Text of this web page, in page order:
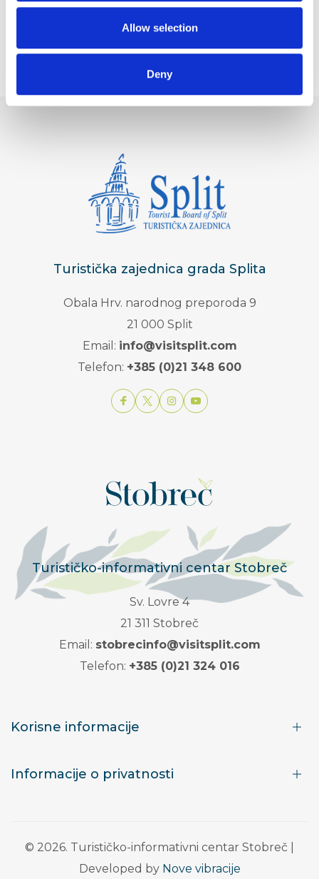
Allow selection
Deny
Turistička zajednica grada Splita
Obala Hrv. narodnog preporoda 9
21 000 Split
Email: info@visitsplit.com
Telefon: +385 (0)21 348 600
Turističko-informativni centar Stobreč
Sv. Lovre 4
21 311 Stobreč
Email: stobrecinfo@visitsplit.com
Telefon: +385 (0)21 324 016
Korisne informacije
Informacije o privatnosti
© 2026. Turističko-informativni centar Stobreč |
Developed by Nove vibracije